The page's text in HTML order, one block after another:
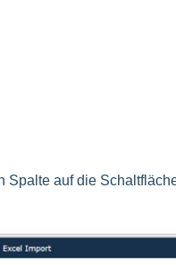
Spalte auf die